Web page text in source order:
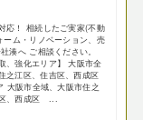
応！ 相続したご実家(不動
ーム・リノベーション、売
湊へ ご相談ください。
、強化エリア】 大阪市全
之江区、住吉区、西成区
大阪市全域、大阪市住之
、西成区 ...